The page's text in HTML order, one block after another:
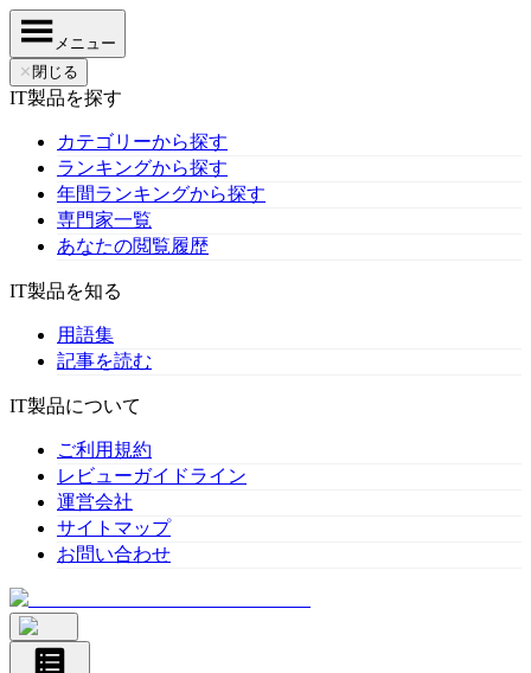
メニュー
✕ 閉じる
IT製品を探す
カテゴリーから探す
ランキングから探す
年間ランキングから探す
専門家一覧
あなたの閲覧履歴
IT製品を知る
用語集
記事を読む
IT製品について
ご利用規約
レビューガイドライン
運営会社
サイトマップ
お問い合わせ